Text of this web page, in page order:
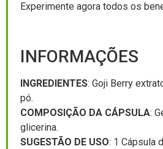
Experimente agora todos os
INFORMAÇÕES
INGREDIENTES: Goji Berry
pó.
COMPOSIÇÃO DA CÁPSULA:
glicerina.
SUGESTÃO DE USO: 1 Cápsula